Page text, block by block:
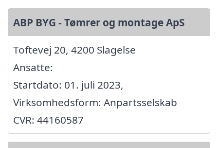
ABP BYG - Tømrer og montage ApS
Toftevej 20, 4200 Slagelse
Ansatte:
Startdato: 01. juli 2023,
Virksomhedsform: Anpartsselskab
CVR: 44160587